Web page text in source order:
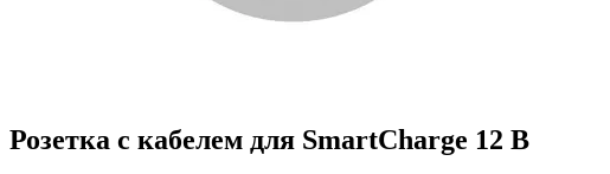
Розетка с кабелем для SmartCharge 12 В